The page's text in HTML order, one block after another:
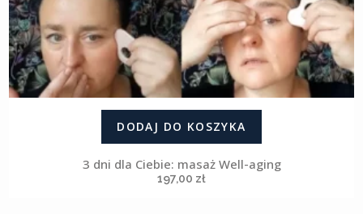
DODAJ DO KOSZYKA
3 dni dla Ciebie: masaż Well-aging
197,00 zł